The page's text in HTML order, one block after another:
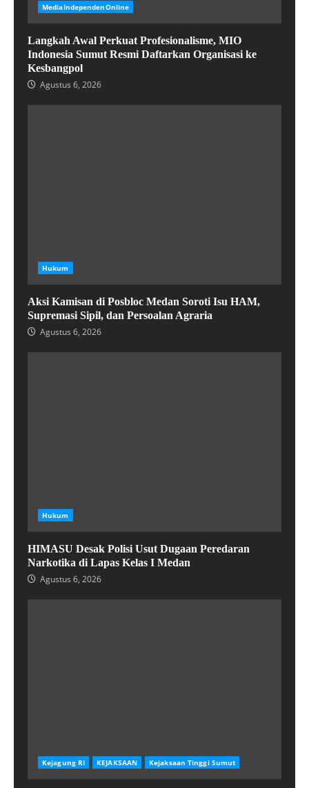
MediaIndependenOnline
Langkah Awal Perkuat Profesionalisme, MIO
Indonesia Sumut Resmi Daftarkan Organisasi ke
Kesbangpol
Agustus 6, 2026
Hukum
Aksi Kamisan di Posbloc Medan Soroti Isu HAM,
Supremasi Sipil, dan Persoalan Agraria
Agustus 6, 2026
Hukum
HIMASU Desak Polisi Usut Dugaan Peredaran
Narkotika di Lapas Kelas I Medan
Agustus 6, 2026
Kejagung RI KEJAKSAAN Kejaksaan Tinggi Sumut